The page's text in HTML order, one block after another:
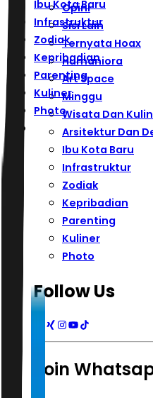
Ibu Kota Baru
Infrastruktur
Zodiak
Kepribadian
Parenting
Kuliner
Photo
Opini
Sisi Lain
Ternyata Hoax
Humaniora
Art Space
Minggu
Wisata Dan
Arsitektur Dan
Ibu Kota Baru
Infrastruktur
Zodiak
Kepribadian
Parenting
Kuliner
Photo
Follow Us
Join